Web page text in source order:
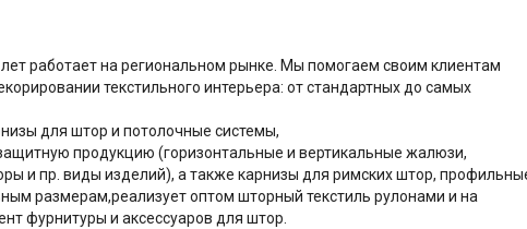
работает на региональном рынке. Мы помогаем своим клиентам
текстильного интерьера: от стандартных до самых
для штор и потолочные системы,
продукцию (горизонтальные и вертикальные жалюзи,
и пр. виды изделий), а также карнизы для римских штор,
размерам,реализует оптом шторный текстиль рулонами и на
фурнитуры и аксессуаров для штор.